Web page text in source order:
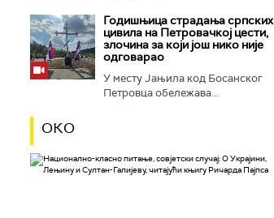
Годишњица страдања српских
цивила на Петровачкој цести,
злочина за који још нико није
одговарао
У месту Јањила код Босанског
Петровца обележава...
ОКО